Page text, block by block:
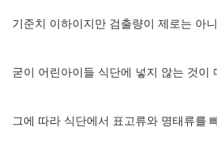
기준치 이하이지만 검출량이 제로는 아
굳이 어린아이들 식단에 넣지 않는 것이
그에 따라 식단에서 표고류와 명태류를